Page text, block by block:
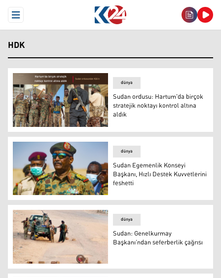
Open Menu
HDK
Sudan ordusu: Hartum'da birçok stratejik noktayı
dünya
Sudan ordusu: Hartum'da birçok
stratejik noktayı kontrol altına
aldık
Abdulfettah el-Burhan
dünya
Sudan Egemenlik Konseyi
Başkanı, Hızlı Destek Kuvvetlerini
feshetti
Sudan: Genelkurmay Başkanı’ndan seferberlik çağrısı
dünya
Sudan: Genelkurmay
Başkanı’ndan seferberlik çağrısı